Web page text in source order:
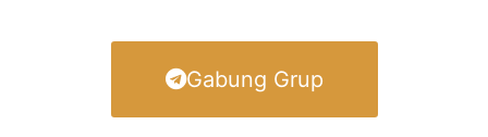
Gabung Grup